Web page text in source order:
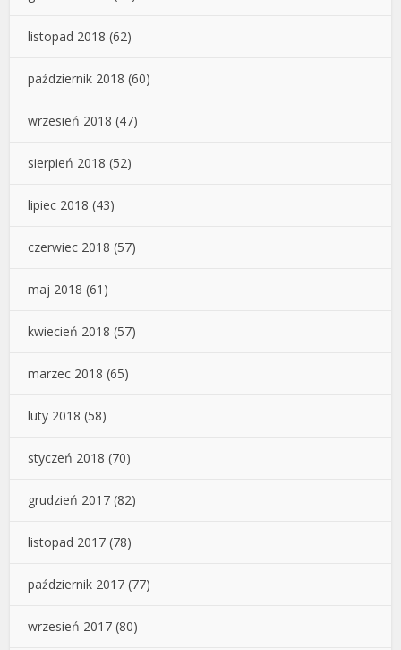
listopad 2018 (62)
październik 2018 (60)
wrzesień 2018 (47)
sierpień 2018 (52)
lipiec 2018 (43)
czerwiec 2018 (57)
maj 2018 (61)
kwiecień 2018 (57)
marzec 2018 (65)
luty 2018 (58)
styczeń 2018 (70)
grudzień 2017 (82)
listopad 2017 (78)
październik 2017 (77)
wrzesień 2017 (80)